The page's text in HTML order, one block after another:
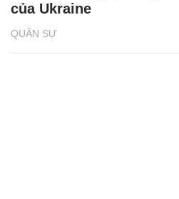
QUÂN SỰ
của Ukraine